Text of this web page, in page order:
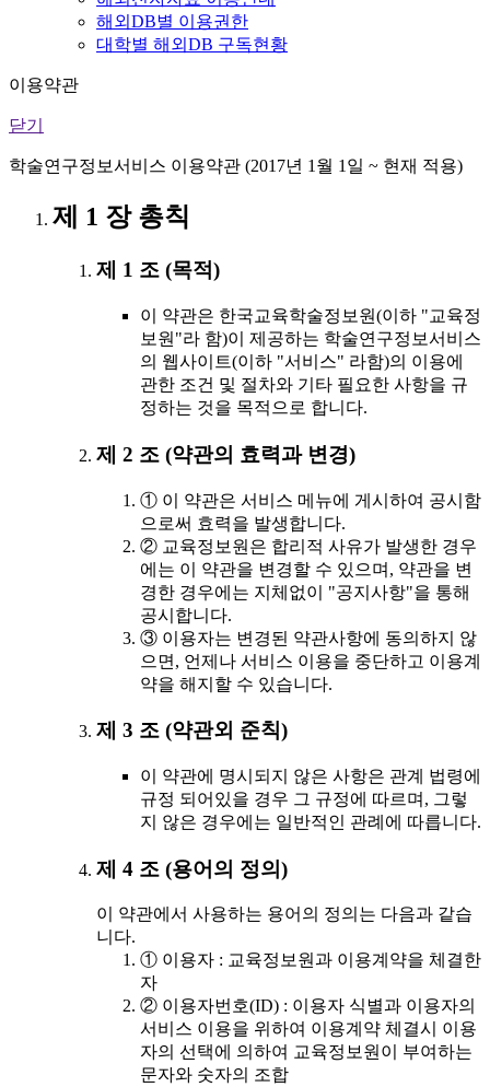
해외DB별 이용권한
대학별 해외DB 구독현황
이용약관
닫기
학술연구정보서비스 이용약관 (2017년 1월 1일 ~ 현재 적용)
제 1 장 총칙
제 1 조 (목적)
이 약관은 한국교육학술정보원(이하 "교육정
보원"라 함)이 제공하는 학술연구정보서비스
의 웹사이트(이하 "서비스" 라함)의 이용에
관한 조건 및 절차와 기타 필요한 사항을 규
정하는 것을 목적으로 합니다.
제 2 조 (약관의 효력과 변경)
① 이 약관은 서비스 메뉴에 게시하여 공시함
으로써 효력을 발생합니다.
② 교육정보원은 합리적 사유가 발생한 경우
에는 이 약관을 변경할 수 있으며, 약관을 변
경한 경우에는 지체없이 "공지사항"을 통해
공시합니다.
③ 이용자는 변경된 약관사항에 동의하지 않
으면, 언제나 서비스 이용을 중단하고 이용계
약을 해지할 수 있습니다.
제 3 조 (약관외 준칙)
이 약관에 명시되지 않은 사항은 관계 법령에
규정 되어있을 경우 그 규정에 따르며, 그렇
지 않은 경우에는 일반적인 관례에 따릅니다.
제 4 조 (용어의 정의)
이 약관에서 사용하는 용어의 정의는 다음과 같습
니다.
① 이용자 : 교육정보원과 이용계약을 체결한
자
② 이용자번호(ID) : 이용자 식별과 이용자의
서비스 이용을 위하여 이용계약 체결시 이용
자의 선택에 의하여 교육정보원이 부여하는
문자와 숫자의 조합